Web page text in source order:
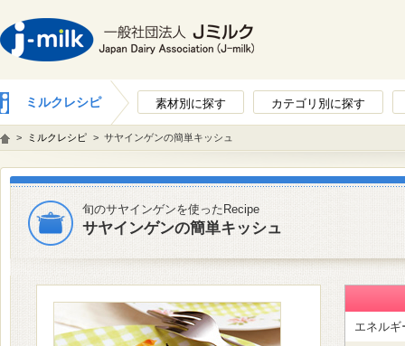
ミルクレシピ 素材別に探す カテゴリ別に探す
> ミルクレシピ > サヤインゲンの簡単キッシュ
旬のサヤインゲンを使ったRecipe
サヤインゲンの簡単キッシュ
エネルギ